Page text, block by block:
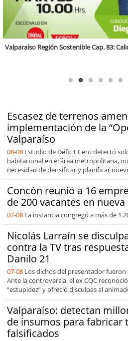
Escasez de terrenos
implementación de la
Valparaíso
08-08 Estudio de Déficit Cero detectó
habitacional en el área metropolitana,
necesidad de densificar y planificar
Concón reunió a 16
de 200 vacantes en
07-08 La instancia congregó a más de
Nicolás Larraín se
contra la TV tras
Danilo 21
07-08 Los dichos del presentador fueron
Ante la controversia, el ex CQC
“estupidez” y ofreció disculpas al
Valparaíso: detectan
de insumos para fabricar
falsificados